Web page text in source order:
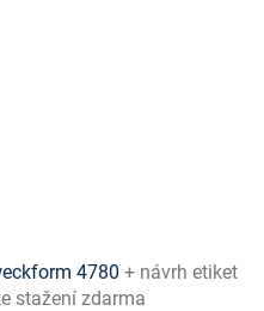
4780 + návrh etiket
stažení zdarma